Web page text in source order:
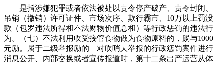
是指涉嫌犯罪或者依法被处以责令停产破产、责令封闭、
吊销（撤销）许可证件、市场次序、欺行霸市、10万以上罚没
款（包罗违法所得和不法财物价值总和）等行政惩罚的违法行
为。（七）不法利用收受接管食物做为食物原料的，赐与1000
元励。属于二级举报励的，对吹哨人举报的行政惩罚案件进行
消息公开、内部交换或者宣传报道时，第十二条出产运营从体